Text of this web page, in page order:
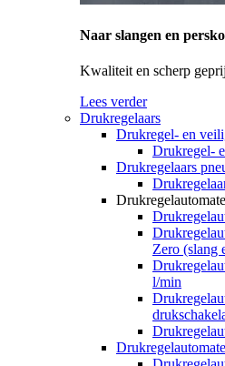
Naar slangen en
Kwaliteit en scherp
Lees verder
Drukregelaars
Drukregel- en
Drukregel-
Drukregelaars
Zero (slang
l/min